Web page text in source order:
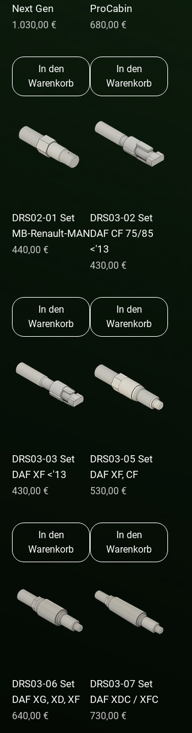
Next Gen
Preis
1.030,00 €
In den
Warenkorb
ProCabin
Preis
680,00 €
In den
Warenkorb
DRS02-01 Set
MB-Renault-MAN
Preis
440,00 €
In den
Warenkorb
DRS03-02 Set
DAF CF 75/85
<'13
Preis
430,00 €
In den
Warenkorb
DRS03-03 Set
DAF XF <'13
Preis
430,00 €
In den
Warenkorb
DRS03-05 Set
DAF XF, CF
Preis
530,00 €
In den
Warenkorb
DRS03-06 Set
DAF XG, XD, XF
Preis
640,00 €
DRS03-07 Set
DAF XDC / XFC
Preis
730,00 €